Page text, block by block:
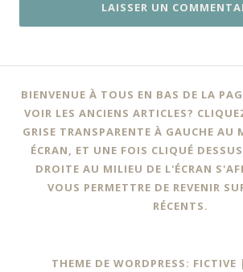
BIENVENUE À TOUS EN BAS DE LA
VOIR LES ANCIENS ARTICLES?
GRISE TRANSPARENTE À GAUCHE AU
ÉCRAN, ET UNE FOIS CLIQUÉ
DROITE AU MILIEU DE L'ÉCRAN
VOUS PERMETTRE DE REVENIR
RÉCENTS.
THEME DE WORDPRESS: FICTIVE |